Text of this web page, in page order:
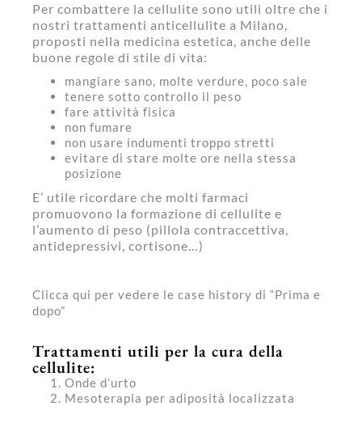
Per combattere la cellulite sono utili oltre che i
nostri trattamenti anticellulite a Milano,
proposti nella medicina estetica, anche delle
buone regole di stile di vita:
mangiare sano, molte verdure, poco sale
tenere sotto controllo il peso
fare attività fisica
non fumare
non usare indumenti troppo stretti
evitare di stare molte ore nella stessa
posizione
E’ utile ricordare che molti farmaci
promuovono la formazione di cellulite e
l’aumento di peso (pillola contraccettiva,
antidepressivi, cortisone…)
Clicca qui per vedere le case history di “Prima e
dopo”
Trattamenti utili per la cura della
cellulite:
Onde d’urto
Mesoterapia per adiposità localizzata